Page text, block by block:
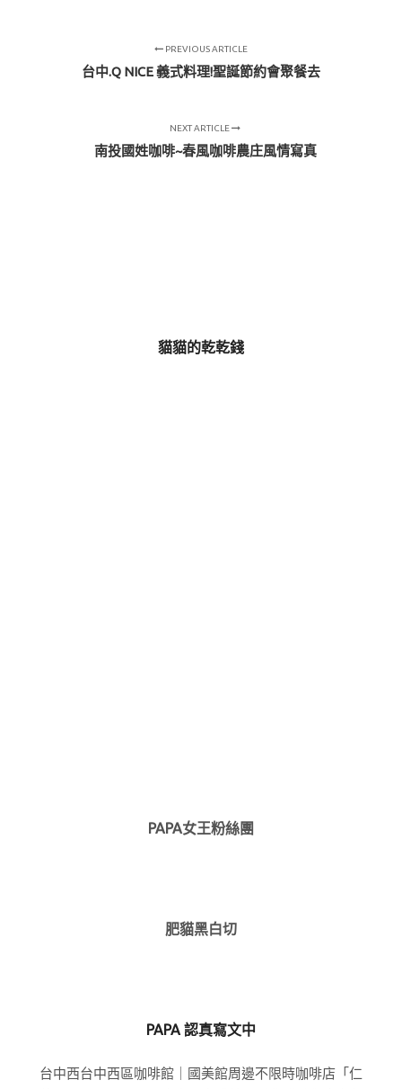
PREVIOUS ARTICLE
台中.Q NICE 義式料理!聖誕節約會聚餐去
NEXT ARTICLE
南投國姓咖啡~春風咖啡農庄風情寫真
貓貓的乾乾錢
PAPA女王粉絲團
肥貓黑白切
PAPA 認真寫文中
台中西台中西區咖啡館｜國美館周邊不限時咖啡店「仁